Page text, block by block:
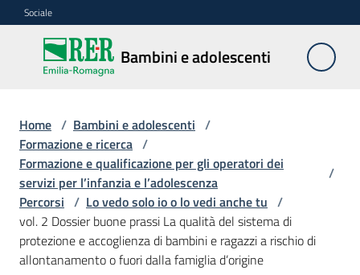
Vai al contenuto
Vai alla navigazione
Vai al footer
Sociale
Bambini e adolescenti
Bambini e
adolescenti
Accoglienza,
tutela
e
sostegno
Adolescenza
Home / Bambini e adolescenti /
Formazione e ricerca /
Formazione e qualificazione per gli operatori dei
servizi per l’infanzia e l’adolescenza
/
Percorsi / Lo vedo solo io o lo vedi anche tu /
vol. 2 Dossier buone prassi La qualità del sistema di
protezione e accoglienza di bambini e ragazzi a rischio di
allontanamento o fuori dalla famiglia d’origine